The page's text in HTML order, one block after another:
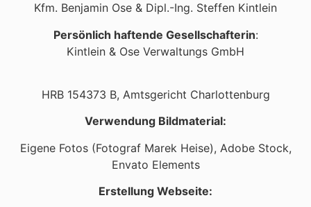
Kfm. Benjamin Ose & Dipl.-Ing. Steffen Kintlein
Persönlich haftende Gesellschafterin:
Kintlein & Ose Verwaltungs GmbH
HRB 154373 B, Amtsgericht Charlottenburg
Verwendung Bildmaterial:
Eigene Fotos (Fotograf Marek Heise), Adobe Stock,
Envato Elements
Erstellung Webseite: